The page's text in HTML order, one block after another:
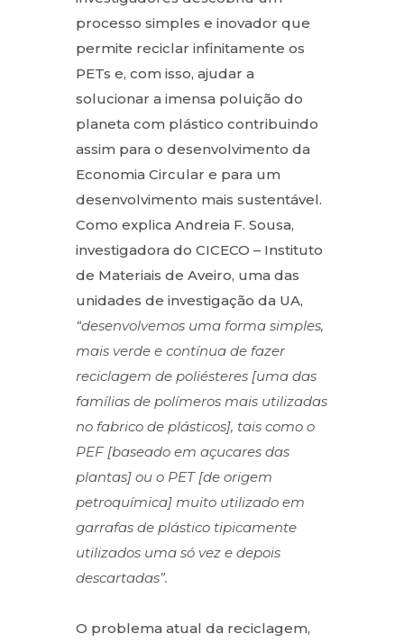
processo simples e inovador que
permite reciclar infinitamente os
PETs e, com isso, ajudar a
solucionar a imensa poluição do
planeta com plástico contribuindo
assim para o desenvolvimento da
Economia Circular e para um
desenvolvimento mais sustentável.
Como explica Andreia F. Sousa,
investigadora do CICECO – Instituto
de Materiais de Aveiro, uma das
unidades de investigação da UA,
“desenvolvemos uma forma simples,
mais verde e contínua de fazer
reciclagem de poliésteres [uma das
famílias de polímeros mais utilizadas
no fabrico de plásticos], tais como o
PEF [baseado em açucares das
plantas] ou o PET [de origem
petroquímica] muito utilizado em
garrafas de plástico tipicamente
utilizados uma só vez e depois
descartadas”.
O problema atual da reciclagem,